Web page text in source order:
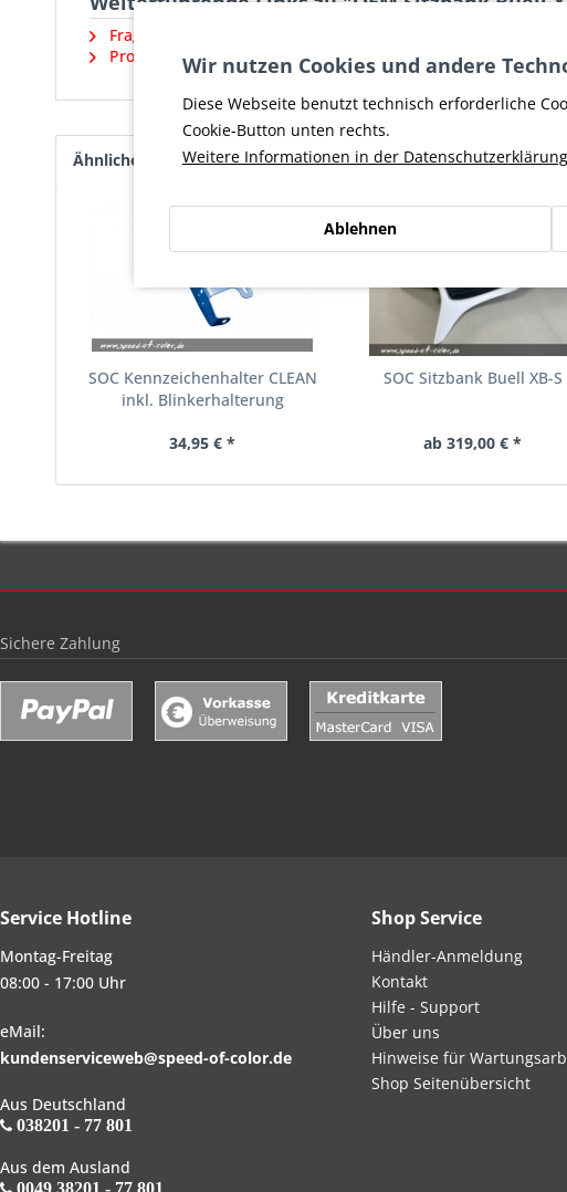
Fragen zum Artikel?
Produktsicherheit und weitere Artikel vom Hersteller Harley
Ähnliche Artikel Kunden kauften auch Kunden haben
SOC Kennzeichenhalter CLEAN
inkl. Blinkerhalterung
34,95 € *
SOC Sitzbank Buell XB-S
ab 319,00 € *
Sichere Zahlung
Service Hotline
Montag-Freitag
08:00 - 17:00 Uhr
eMail:
kundenserviceweb@speed-of-color.de
Aus Deutschland
038201 - 77 801
Aus dem Ausland
0049 38201 - 77 801
Shop Service
Händler-Anmeldung
Kontakt
Hilfe - Support
Über uns
Hinweise für
Shop Seitenübersicht
Wir nutzen Cookies und andere
Diese Webseite benutzt technisch erforderliche
Cookie-Button unten rechts.
Weitere Informationen in der
Ablehnen